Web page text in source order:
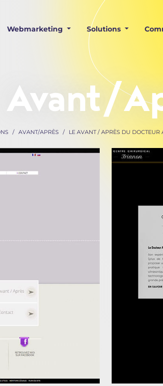
Webmarketing Solutions
Avant/
AVANT/APRÈS LE AVANT / APRÈS DU DOCTEUR